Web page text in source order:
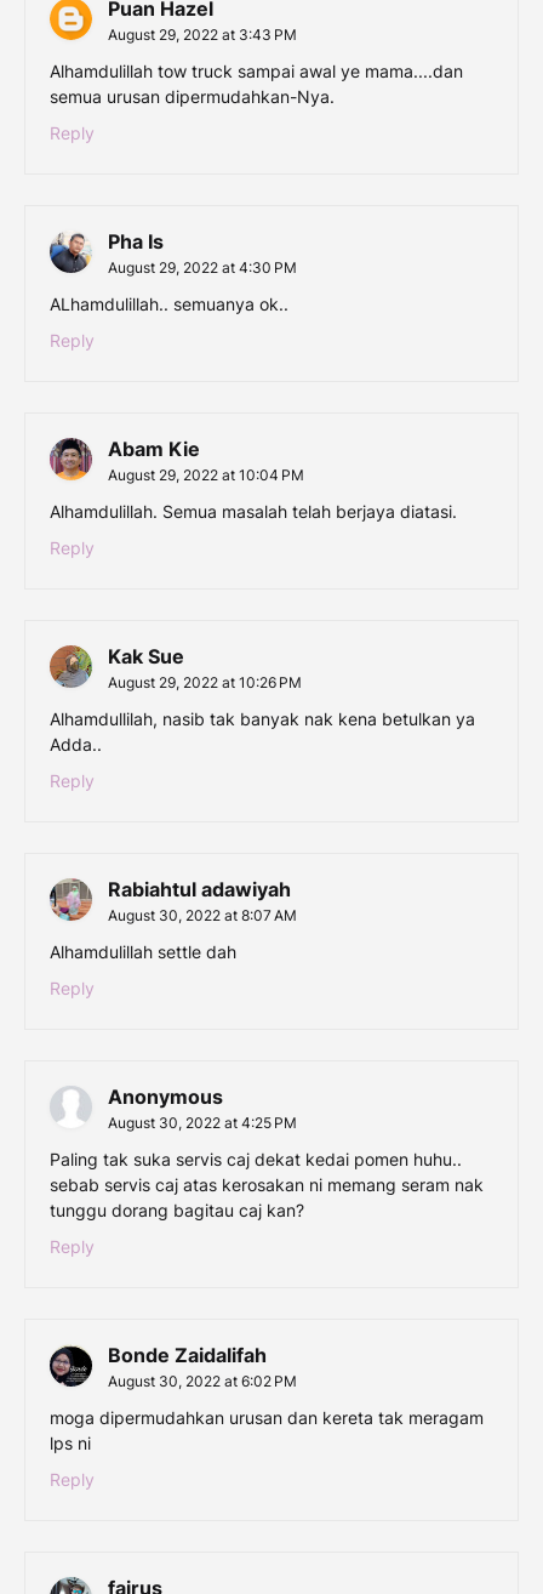
Puan Hazel
August 29, 2022 at 3:43 PM
Alhamdulillah tow truck sampai awal ye mama....dan
semua urusan dipermudahkan-Nya.
Reply
Pha Is
August 29, 2022 at 4:30 PM
ALhamdulillah.. semuanya ok..
Reply
Abam Kie
August 29, 2022 at 10:04 PM
Alhamdulillah. Semua masalah telah berjaya diatasi.
Reply
Kak Sue
August 29, 2022 at 10:26 PM
Alhamdullilah, nasib tak banyak nak kena betulkan ya
Adda..
Reply
Rabiahtul adawiyah
August 30, 2022 at 8:07 AM
Alhamdulillah settle dah
Reply
Anonymous
August 30, 2022 at 4:25 PM
Paling tak suka servis caj dekat kedai pomen huhu..
sebab servis caj atas kerosakan ni memang seram nak
tunggu dorang bagitau caj kan?
Reply
Bonde Zaidalifah
August 30, 2022 at 6:02 PM
moga dipermudahkan urusan dan kereta tak meragam
lps ni
Reply
fairus